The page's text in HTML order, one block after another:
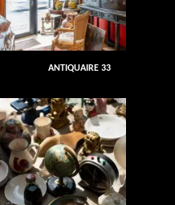
ANTIQUAIRE 33